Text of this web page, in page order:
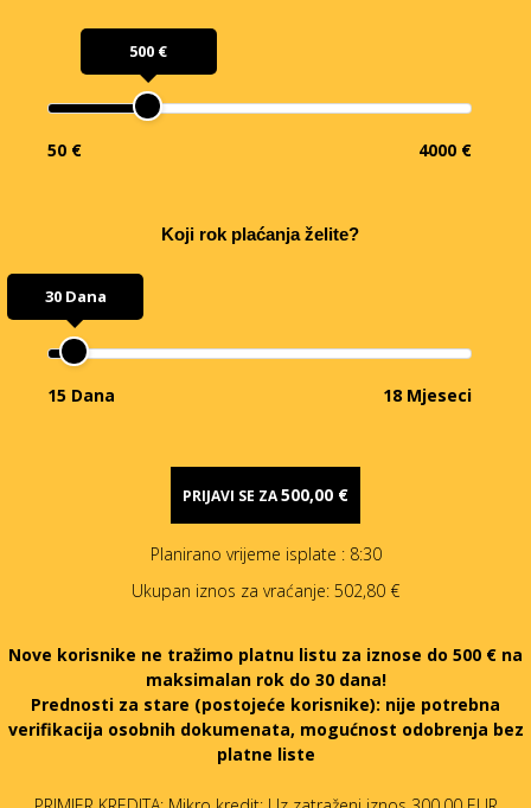
500 €
50 € 4000 €
Koji rok plaćanja želite?
30 Dana
15 Dana 18 Mjeseci
PRIJAVI SE ZA500,00 €
Planirano vrijeme isplate : 8:30
Ukupan iznos za vraćanje: 502,80 €
Nove korisnike ne tražimo platnu listu za iznose do 500 € na
maksimalan rok do 30 dana!
Prednosti za stare (postojeće korisnike): nije potrebna
verifikacija osobnih dokumenata, mogućnost odobrenja bez
platne liste